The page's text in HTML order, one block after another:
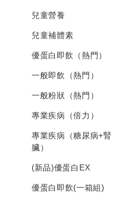
兒童營養
兒童補體素
優蛋白即飲（熱門）
一般即飲（熱門）
一般粉狀（熱門）
專業疾病（倍力）
專業疾病（糖尿病+腎
臟）
(新品)優蛋白EX
優蛋白即飲(一箱組)